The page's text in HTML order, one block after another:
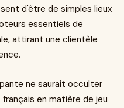
d'être de simples lieux
essentiels de
attirant une clientèle
ne saurait occulter
en matière de jeu